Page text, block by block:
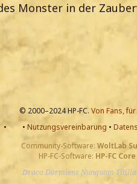
Monster in der
© 2000–2024 HP-FC. Von Fans,
• • Nutzungsvereinbarung •
Community-Software: WoltLab
HP-FC-Software: HP-FC Core
Draco Dormiens Nunquam